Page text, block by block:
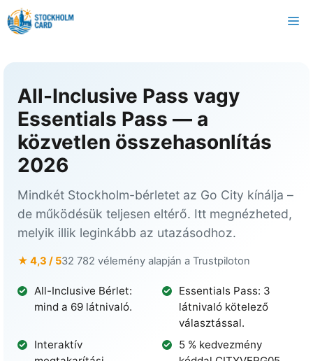
Kilépés
All-Inclusive Pass vagy
Essentials Pass — a
közvetlen összehasonlítás
2026
Mindkét Stockholm-bérletet az Go City kínálja –
de működésük teljesen eltérő. Itt megnézheted,
melyik illik leginkább az utazásodhoz.
★ 4,3 / 532 782 vélemény alapján a Trustpiloton
All-Inclusive Bérlet:
mind a 69 látnivaló.
Essentials Pass: 3
látnivaló kötelező
választással.
Interaktív
5 % kedvezmény